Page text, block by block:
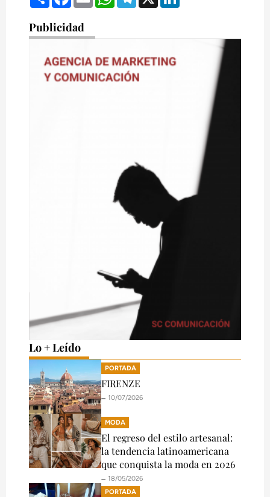
Publicidad
Lo + Leído
PORTADA
FIRENZE
🗕️ 10/07/2026
MODA
El regreso del estilo artesanal:
la tendencia latinoamericana
que conquista la moda en 2026
🗕️ 18/05/2026
PORTADA